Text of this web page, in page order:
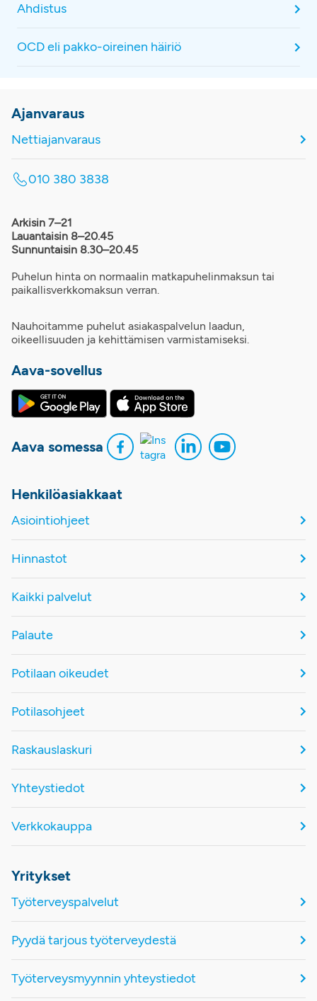
Ahdistus
OCD eli pakko-oireinen häiriö
Ajanvaraus
Nettiajanvaraus
010 380 3838
Arkisin 7–21
Lauantaisin 8–20.45
Sunnuntaisin 8.30–20.45
Puhelun hinta on normaalin matkapuhelinmaksun tai
paikallisverkkomaksun verran.
Nauhoitamme puhelut asiakaspalvelun laadun,
oikeellisuuden ja kehittämisen varmistamiseksi.
Aava-sovellus
Aava somessa
Henkilöasiakkaat
Asiointiohjeet
Hinnastot
Kaikki palvelut
Palaute
Potilaan oikeudet
Potilasohjeet
Raskauslaskuri
Yhteystiedot
Verkkokauppa
Yritykset
Työterveyspalvelut
Pyydä tarjous työterveydestä
Työterveysmyynnin yhteystiedot